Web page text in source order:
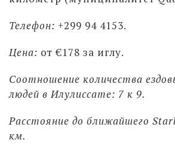
Телефон: +299 94 4153.
Цена: от €178 за иглу.
Соотношение количества
людей в Илулиссате: 7 к 9.
Расстояние до ближайшего
км.